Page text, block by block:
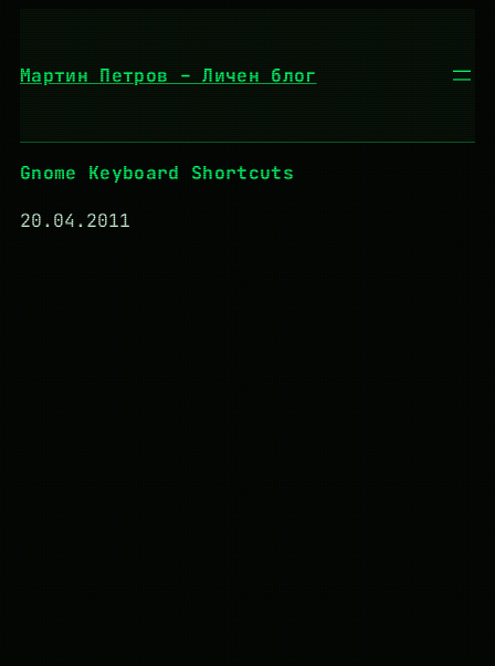
Мартин Петров – Личен блог
Gnome Keyboard Shortcuts
20.04.2011